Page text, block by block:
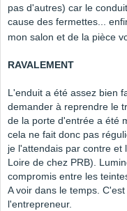
pas d'autres) car le
cause des fermettes...
mon salon et de la pièce
RAVALEMENT
L'enduit a été assez bien
demander à reprendre le
de la porte d'entrée a été
cela ne fait donc pas
je l'attendais par contre et
Loire de chez PRB).
compromis entre les
A voir dans le temps.
l'entrepreneur.